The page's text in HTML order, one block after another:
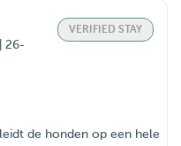
26-
VERIFIED STAY
de honden op een hele